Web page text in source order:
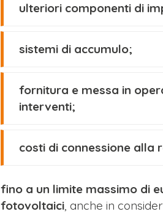
ulteriori componenti di
sistemi di accumulo;
fornitura e messa in
interventi;
costi di connessione alla
fino a un limite massimo di
fotovoltaici, anche in